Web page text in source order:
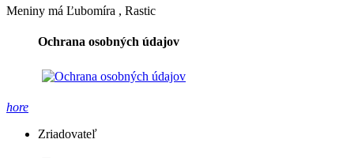
Meniny má Ľubomíra , Rastic
Ochrana osobných údajov
hore
Zriadovateľ